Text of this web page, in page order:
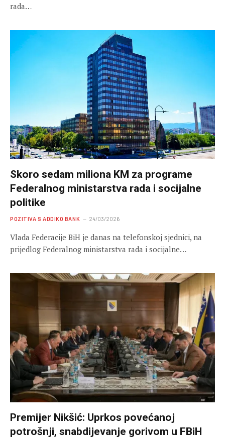
rada…
Skoro sedam miliona KM za programe
Federalnog ministarstva rada i socijalne
politike
POZITIVA S ADDIKO BANK 24/03/2026
Vlada Federacije BiH je danas na telefonskoj sjednici, na
prijedlog Federalnog ministarstva rada i socijalne…
Premijer Nikšić: Uprkos povećanoj
potrošnji, snabdijevanje gorivom u FBiH